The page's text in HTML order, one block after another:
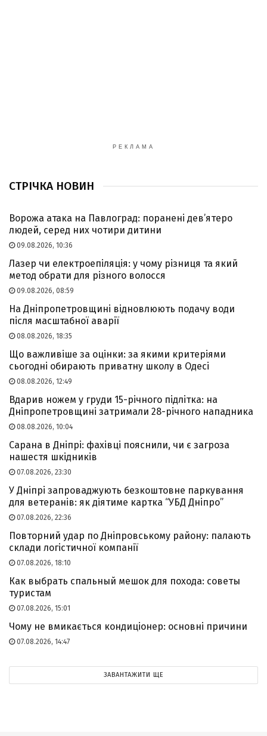
РЕКЛАМА
СТРІЧКА НОВИН
Ворожа атака на Павлоград: поранені дев’ятеро
людей, серед них чотири дитини
09.08.2026, 10:36
Лазер чи електроепіляція: у чому різниця та який
метод обрати для різного волосся
09.08.2026, 08:59
На Дніпропетровщині відновлюють подачу води
після масштабної аварії
08.08.2026, 18:35
Що важливіше за оцінки: за якими критеріями
сьогодні обирають приватну школу в Одесі
08.08.2026, 12:49
Вдарив ножем у груди 15-річного підлітка: на
Дніпропетровщині затримали 28-річного нападника
08.08.2026, 10:04
Сарана в Дніпрі: фахівці пояснили, чи є загроза
нашестя шкідників
07.08.2026, 23:30
У Дніпрі запроваджують безкоштовне паркування
для ветеранів: як діятиме картка “УБД Дніпро”
07.08.2026, 22:36
Повторний удар по Дніпровському району: палають
склади логістичної компанії
07.08.2026, 18:10
Как выбрать спальный мешок для похода: советы
туристам
07.08.2026, 15:01
Чому не вмикається кондиціонер: основні причини
07.08.2026, 14:47
ЗАВАНТАЖИТИ ЩЕ